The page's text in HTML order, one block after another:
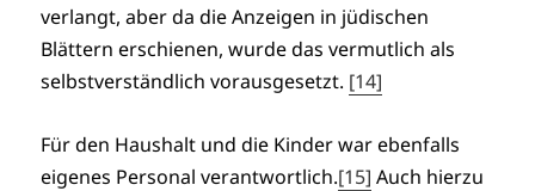
verlangt, aber da die Anzeigen in jüdischen
Blättern erschienen, wurde das vermutlich als
selbstverständlich vorausgesetzt. [14]
Für den Haushalt und die Kinder war ebenfalls
eigenes Personal verantwortlich.[15] Auch hierzu